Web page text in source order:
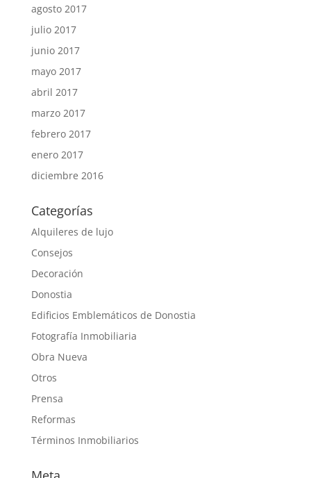
agosto 2017
julio 2017
junio 2017
mayo 2017
abril 2017
marzo 2017
febrero 2017
enero 2017
diciembre 2016
Categorías
Alquileres de lujo
Consejos
Decoración
Donostia
Edificios Emblemáticos de Donostia
Fotografía Inmobiliaria
Obra Nueva
Otros
Prensa
Reformas
Términos Inmobiliarios